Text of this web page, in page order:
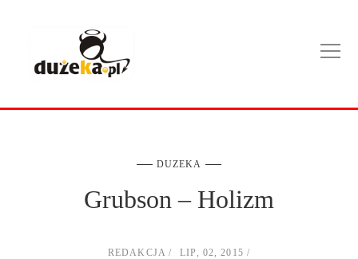
DUZEKA
Grubson – Holizm
REDAKCJA LIP, 02, 2015